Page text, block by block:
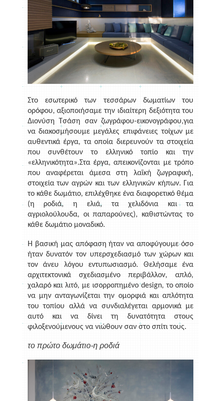
Στο εσωτερικό των τεσσάρων δωματίων του
ορόφου, αξιοποιήσαμε την ιδιαίτερη δεξιότητα του
Διονύση Τσάση σαν ζωγράφου-εικονογράφου,για
να διακοσμήσουμε μεγάλες επιφάνειες τοίχων με
αυθεντικά έργα, τα οποία διερευνούν τα στοιχεία
που συνθέτουν το ελληνικό τοπίο και την
«ελληνικότητα».Στα έργα, απεικονίζονται με τρόπο
που αναφέρεται άμεσα στη λαϊκή ζωγραφική,
στοιχεία των αγρών και των ελληνικών κήπων. Για
το κάθε δωμάτιο, επιλέχθηκε ένα διαφορετικό θέμα
(η ροδιά, η ελιά, τα χελιδόνια και τα
αγριολούλουδα, οι παπαρούνες), καθιστώντας το
κάθε δωμάτιο μοναδικό.
Η βασική μας απόφαση ήταν να αποφύγουμε όσο
ήταν δυνατόν τον υπερσχεδιασμό των χώρων και
τον άνευ λόγου εντυπωσιασμό. Θελήσαμε ένα
αρχιτεκτονικά σχεδιασμένο περιβάλλον, απλό,
χαλαρό και λιτό, με ισορροπημένοdesign, το οποίο
να μην ανταγωνίζεται την ομορφιά και απλότητα
του τοπίου αλλά να συνδιαλέγεται αρμονικά με
αυτό και να δίνει τη δυνατότητα στους
φιλοξενούμενους να νιώθουν σαν στο σπίτι τους.
το πρώτο δωμάτιο-η ροδιά